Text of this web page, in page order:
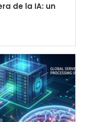
de la IA: un